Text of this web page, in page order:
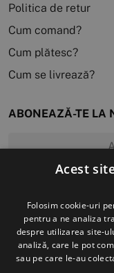
Politica de retur
Cum comand?
Cum plătesc?
Cum se livrează?
ABONEAZĂ-TE LA
Acest
Folosim cookie-uri
pentru a ne analiza
despre utilizarea site-
analiză, care le pot
sau pe care le-au